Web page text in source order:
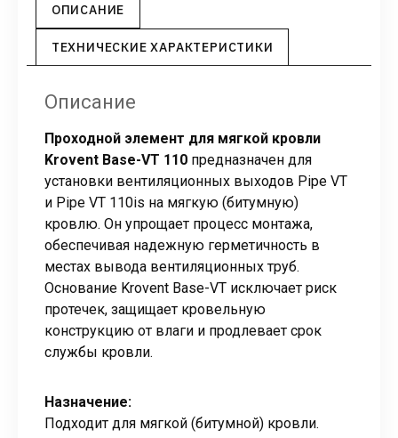
ОПИСАНИЕ
ТЕХНИЧЕСКИЕ ХАРАКТЕРИСТИКИ
Описание
Проходной элемент для мягкой кровли
Krovent Base-VT 110 предназначен для
установки вентиляционных выходов Pipe VT
и Pipe VT 110is на мягкую (битумную)
кровлю. Он упрощает процесс монтажа,
обеспечивая надежную герметичность в
местах вывода вентиляционных труб.
Основание Krovent Base-VT исключает риск
протечек, защищает кровельную
конструкцию от влаги и продлевает срок
службы кровли.
Назначение:
Подходит для мягкой (битумной) кровли.